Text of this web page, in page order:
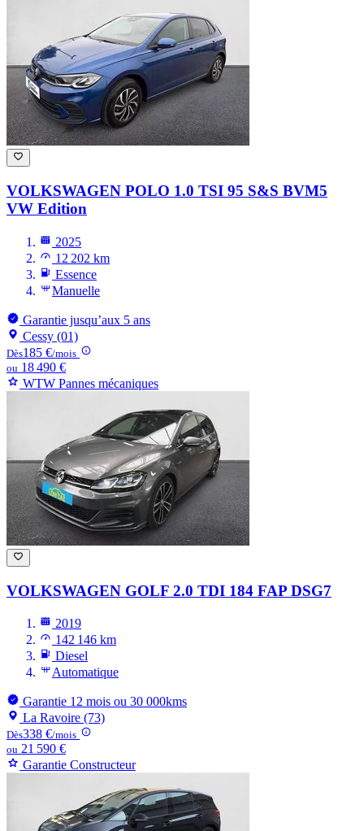
VOLKSWAGEN POLO 1.0 TSI 95 S&S BVM5
VW Edition
2025
12 202 km
Essence
Manuelle
Garantie jusqu’aux 5 ans
Cessy (01)
Dès185 €/mois
ou 18 490 €
WTW Pannes mécaniques
VOLKSWAGEN GOLF 2.0 TDI 184 FAP DSG7
2019
142 146 km
Diesel
Automatique
Garantie 12 mois ou 30 000kms
La Ravoire (73)
Dès338 €/mois
ou 21 590 €
Garantie Constructeur